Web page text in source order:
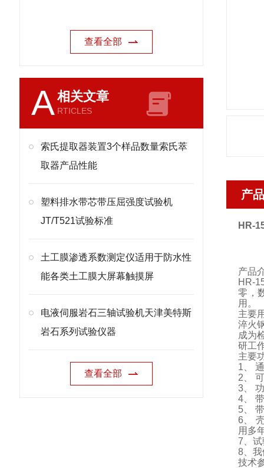
查看全部
A相关文章
RTICLES
索氏提取器装置3个样品数量索氏萃
取器产品性能
塑料排水带芯带压屈强度试验机
JT/T521试验标准
土工膜渗透系数测定仪适用于防水性
能各类土工膜大屏幕触摸屏
电液伺服岩石三轴试验机天津美特斯
岩石系列试验仪器
查看全部
产
HR-
产品
HR-
零，
用。
主要
淬火
成为
研工
主要
1
2
3
4
5
6
用多
7 、
8 、
技术